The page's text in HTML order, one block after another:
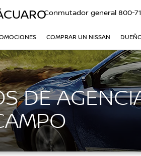
Conmutador general 800-
COMPRAR UN NISSAN
DE